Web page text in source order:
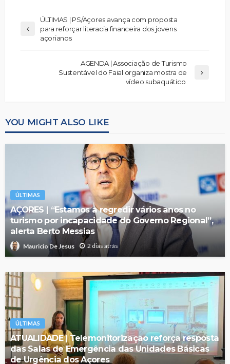
ÚLTIMAS | PS/Açores avança com proposta
para reforçar literacia financeira dos jovens
açorianos
AGENDA | Associação de Turismo
Sustentável do Faial organiza mostra de
vídeo subaquático
YOU MIGHT ALSO LIKE
ÚLTIMAS
AÇORES | “Estamos a regredir vários anos no
turismo por incapacidade do Governo Regional”,
alerta Berto Messias
Mauricio De Jesus 2 dias atrás
ÚLTIMAS
ATUALIDADE | Telemonitorização reforça resposta
das Salas de Emergência das Unidades Básicas
de Urgência dos Açores